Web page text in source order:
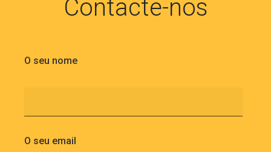
Contacte-nos
O seu nome
O seu email